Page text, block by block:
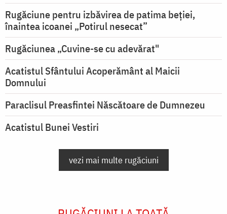
Rugăciune pentru izbăvirea de patima beției,
înaintea icoanei „Potirul nesecat”
Rugăciunea „Cuvine-se cu adevărat"
Acatistul Sfântului Acoperământ al Maicii
Domnului
Paraclisul Preasfintei Născătoare de Dumnezeu
Acatistul Bunei Vestiri
vezi mai multe rugăciuni